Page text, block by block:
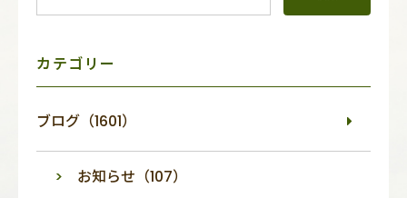
ニ
カテゴリー
ブログ（1601）
お知らせ（107）